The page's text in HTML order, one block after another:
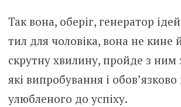
Так вона, оберіг, генератор
тил для чоловіка, вона не кине
скрутну хвилину, пройде з ним
які випробування і
улюбленого до успіху.